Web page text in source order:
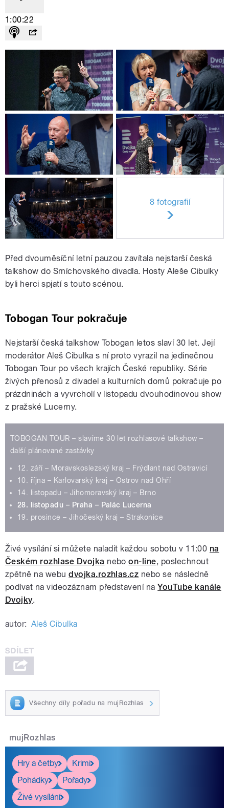
1:00:22
8 fotografií
Před dvouměsíční letní pauzou zavítala nejstarší česká
talkshow do Smíchovského divadla. Hosty Aleše Cibulky
byli herci spjatí s touto scénou.
Tobogan Tour pokračuje
Nejstarší česká talkshow Tobogan letos slaví 30 let. Její
moderátor Aleš Cibulka s ní proto vyrazil na jedinečnou
Tobogan Tour po všech krajích České republiky. Série
živých přenosů z divadel a kulturních domů pokračuje po
prázdninách a vyvrcholí v listopadu dvouhodinovou show
z pražské Lucerny.
TOBOGAN TOUR – slavíme 30 let rozhlasové talkshow –
další plánované zastávky
12. září – Moravskoslezský kraj – Frýdlant nad Ostravicí
10. října – Karlovarský kraj – Ostrov nad Ohří
14. listopadu – Jihomoravský kraj – Brno
28. listopadu – Praha – Palác Lucerna
19. prosince – Jihočeský kraj – Strakonice
Živé vysílání si můžete naladit každou sobotu v 11:00 na
Českém rozhlase Dvojka neboon-line, poslechnout
zpětně na webudvojka.rozhlas.cz nebo se následně
podívat na videozáznam představení naYouTube kanále
Dvojky.
autor: Aleš Cibulka
Všechny díly pořadu na mujRozhlas
mujRozhlas
Hry a četby
Krimi
Pohádky
Pořady
Živé vysílání